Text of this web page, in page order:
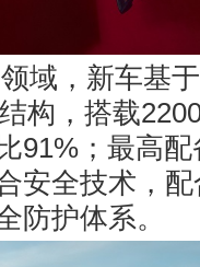
域，新车基
构，搭载
91%；最高
安全技术，
防护体系。